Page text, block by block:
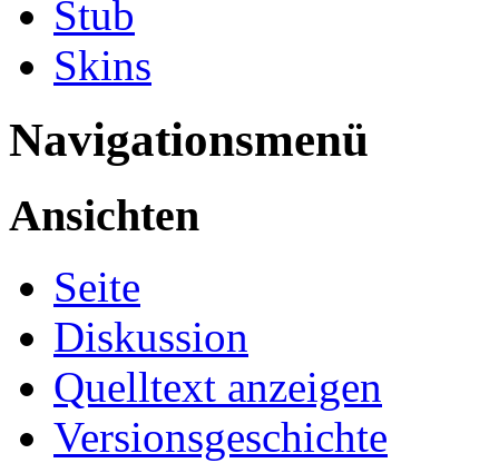
Stub
Skins
Navigationsmenü
Ansichten
Seite
Diskussion
Quelltext anzeigen
Versionsgeschichte